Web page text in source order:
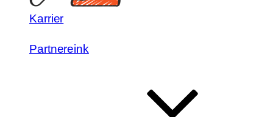
Karrier
Partnereink